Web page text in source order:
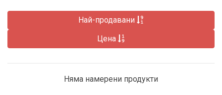
Най-продавани
Цена
Няма намерени продукти